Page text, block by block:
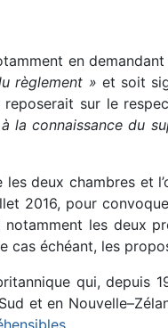
en
règlement » et soit
sur le
la connaissance du
deux chambres et
2016, pour
les deux
cas échéant, les
qui, depuis
et en